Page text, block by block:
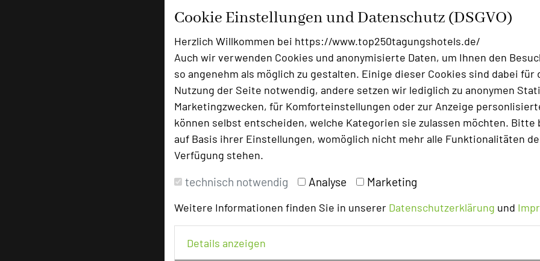
Cookie Einstellungen und Datenschutz (DSGVO)
Herzlich Willkommen bei https://www.top250tagungshotels.de/
Auch wir verwenden Cookies und anonymisierte Daten, um Ihnen den
so angenehm als möglich zu gestalten. Einige dieser Cookies sind dabei für
Nutzung der Seite notwendig, andere setzen wir lediglich zu anonymen
Marketingzwecken, für Komforteinstellungen oder zur Anzeige
können selbst entscheiden, welche Kategorien sie zulassen möchten. Bitte
auf Basis ihrer Einstellungen, womöglich nicht mehr alle Funktionalitäten
Verfügung stehen.
technisch notwendig Analyse Marketing
Weitere Informationen finden Sie in unserer Datenschutzerklärung und
Details anzeigen